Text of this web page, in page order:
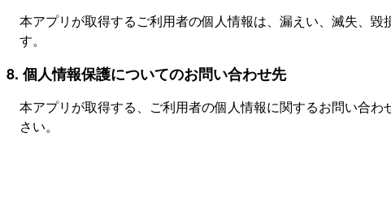
本アプリが取得するご利用者の個人情報は、漏えい、滅失、
す。
8. 個人情報保護についてのお問い合わせ先
本アプリが取得する、ご利用者の個人情報に関するお問い合
さい。